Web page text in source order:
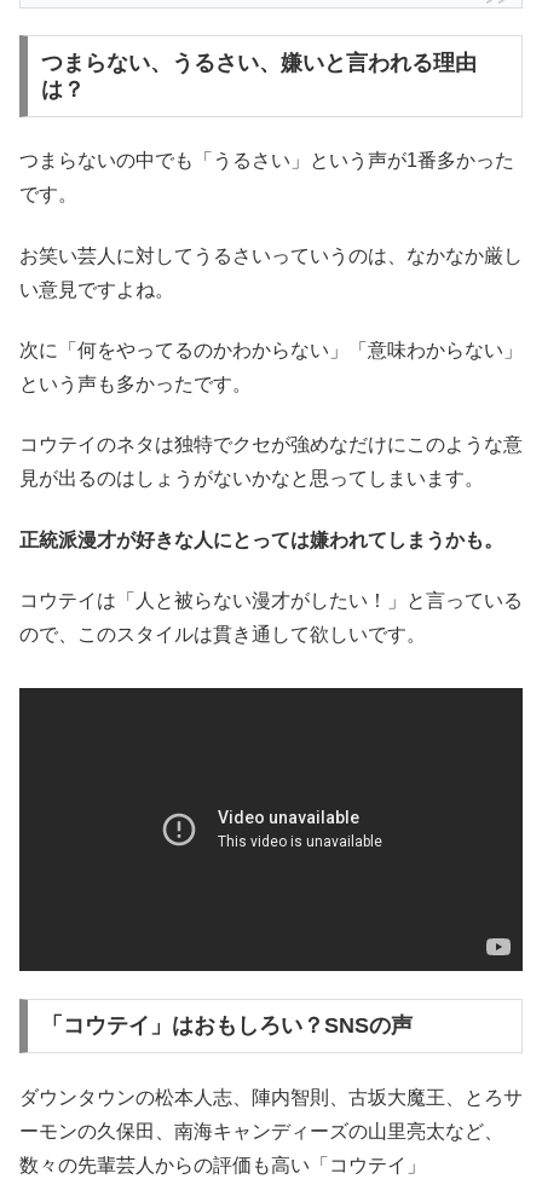
つまらない、うるさい、嫌いと言われる理由
は？
つまらないの中でも「うるさい」という声が1番多かった
です。
お笑い芸人に対してうるさいっていうのは、なかなか厳し
い意見ですよね。
次に「何をやってるのかわからない」「意味わからない」
という声も多かったです。
コウテイのネタは独特でクセが強めなだけにこのような意
見が出るのはしょうがないかなと思ってしまいます。
正統派漫才が好きな人にとっては嫌われてしまうかも。
コウテイは「人と被らない漫才がしたい！」と言っている
ので、このスタイルは貫き通して欲しいです。
「コウテイ」はおもしろい？SNSの声
ダウンタウンの松本人志、陣内智則、古坂大魔王、とろサ
ーモンの久保田、南海キャンディーズの山里亮太など、
数々の先輩芸人からの評価も高い「コウテイ」